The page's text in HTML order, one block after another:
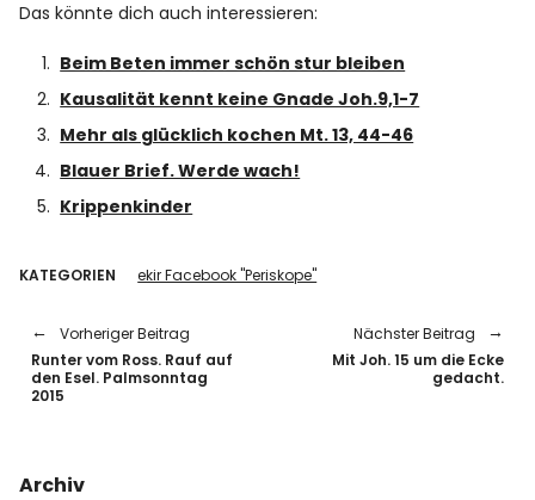
Das könnte dich auch interessieren:
Beim Beten immer schön stur bleiben
Kausalität kennt keine Gnade Joh.9,1-7
Mehr als glücklich kochen Mt. 13, 44-46
Blauer Brief. Werde wach!
Krippenkinder
KATEGORIEN ekir Facebook "Periskope"
Vorheriger Beitrag
Runter vom Ross. Rauf auf
den Esel. Palmsonntag
2015
Nächster Beitrag
Mit Joh. 15 um die Ecke
gedacht.
Archiv